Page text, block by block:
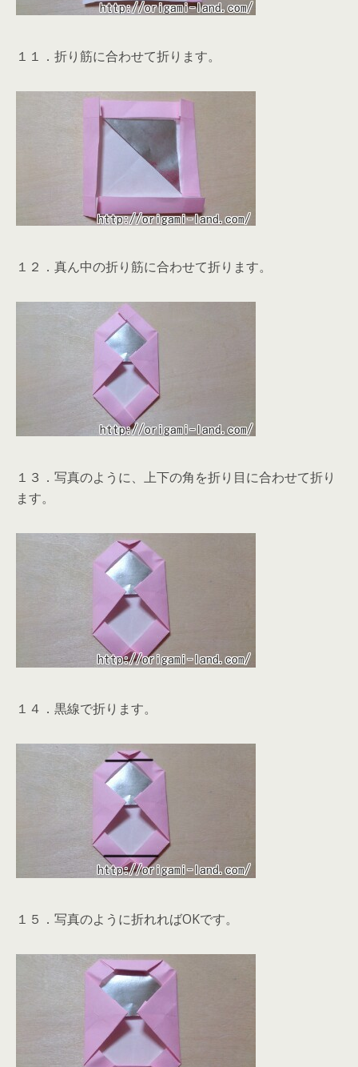
１１．折り筋に合わせて折ります。
１２．真ん中の折り筋に合わせて折ります。
１３．写真のように、上下の角を折り目に合わせて折り
ます。
１４．黒線で折ります。
１５．写真のように折れればOKです。